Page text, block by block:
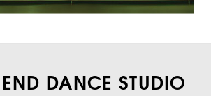
DANCE STUDIO